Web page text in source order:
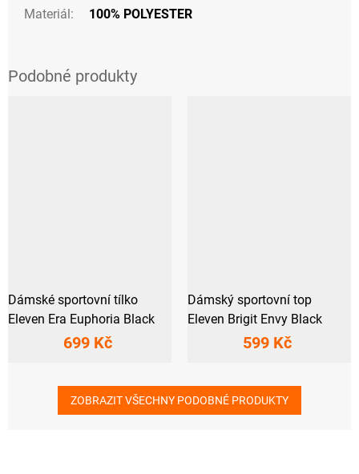
Materiál: 100% POLYESTER
Dámské sportovní tílko
Eleven Era Euphoria Black
699 Kč
Dámský sportovní top
Eleven Brigit Envy Black
599 Kč
ZOBRAZIT VŠECHNY PODOBNÉ PRODUKTY